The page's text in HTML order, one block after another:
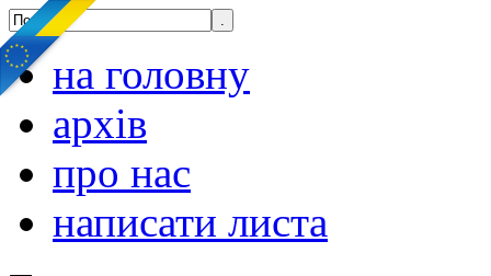
на головну
архів
про нас
написати листа